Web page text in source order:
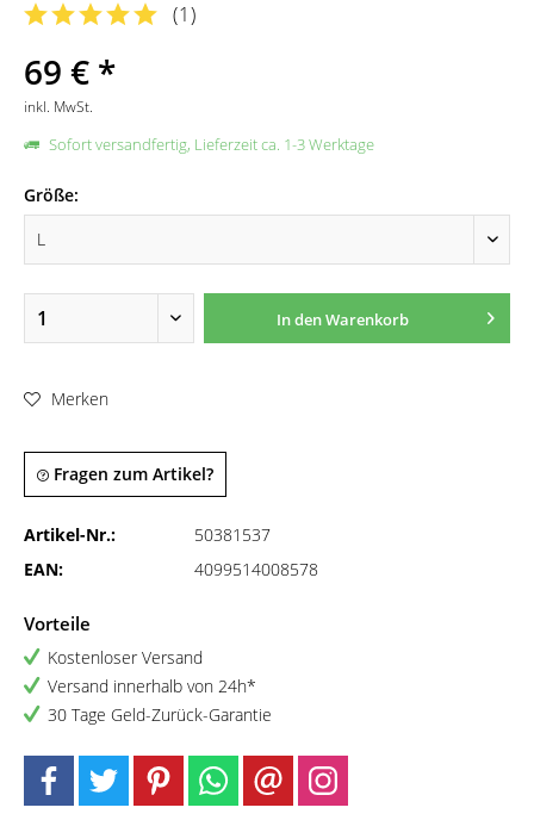
(1)
69 € *
inkl. MwSt.
Sofort versandfertig, Lieferzeit ca. 1-3 Werktage
Größe:
In denWarenkorb
Merken
Fragen zum Artikel?
Artikel-Nr.:
50381537
EAN:
4099514008578
Vorteile
Kostenloser Versand
Versand innerhalb von 24h*
30 Tage Geld-Zurück-Garantie